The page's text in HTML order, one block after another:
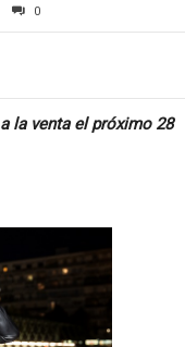
0
la venta el próximo 28